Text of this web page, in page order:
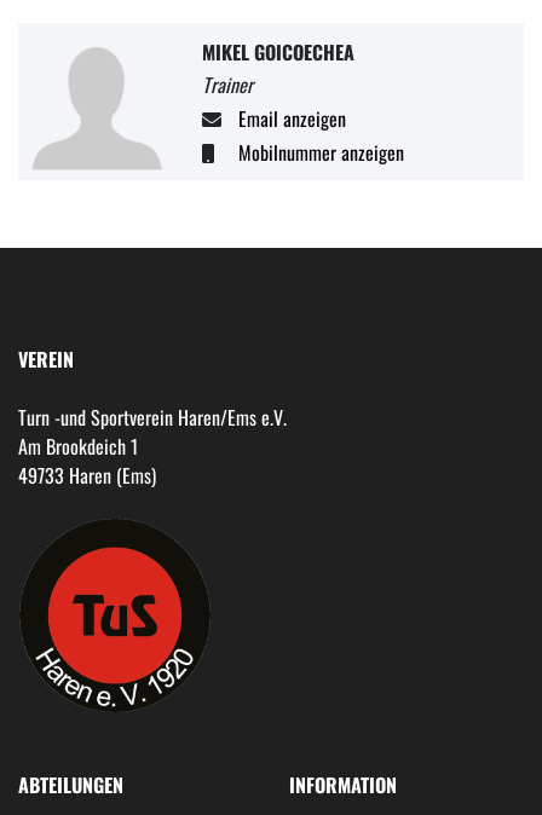
MIKEL GOICOECHEA
Trainer
Email anzeigen
Mobilnummer anzeigen
VEREIN
Turn -und Sportverein Haren/Ems e.V.
Am Brookdeich 1
49733 Haren (Ems)
ABTEILUNGEN
INFORMATION